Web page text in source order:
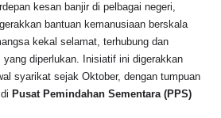
e
a
d
s
p
y
Li
n
ar
e
kesan banjir di pelbagai negeri,
bantuan kemanusiaan berskala
kekal selamat, terhubung dan
diperlukan. Inisiatif ini digerakkan
syarikat sejak Oktober, dengan tumpuan
Pusat Pemindahan Sementara (PPS)